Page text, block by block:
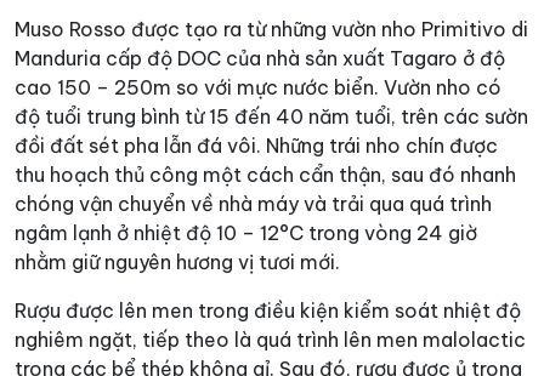
Muso Rosso được tạo ra từ những vườn nho Primitivo di
Manduria cấp độ DOC của nhà sản xuất Tagaro ở độ
cao 150 – 250m so với mực nước biển. Vườn nho có
độ tuổi trung bình từ 15 đến 40 năm tuổi, trên các sườn
đồi đất sét pha lẫn đá vôi. Những trái nho chín được
thu hoạch thủ công một cách cẩn thận, sau đó nhanh
chóng vận chuyển về nhà máy và trải qua quá trình
ngâm lạnh ở nhiệt độ 10 – 12°C trong vòng 24 giờ
nhằm giữ nguyên hương vị tươi mới.
Rượu được lên men trong điều kiện kiểm soát nhiệt độ
nghiêm ngặt, tiếp theo là quá trình lên men malolactic
trong các bể thép không gỉ. Sau đó, rượu được ủ trong